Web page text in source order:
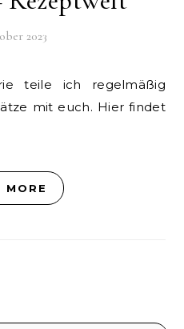
2023
mit euch. Hier findet
MORE